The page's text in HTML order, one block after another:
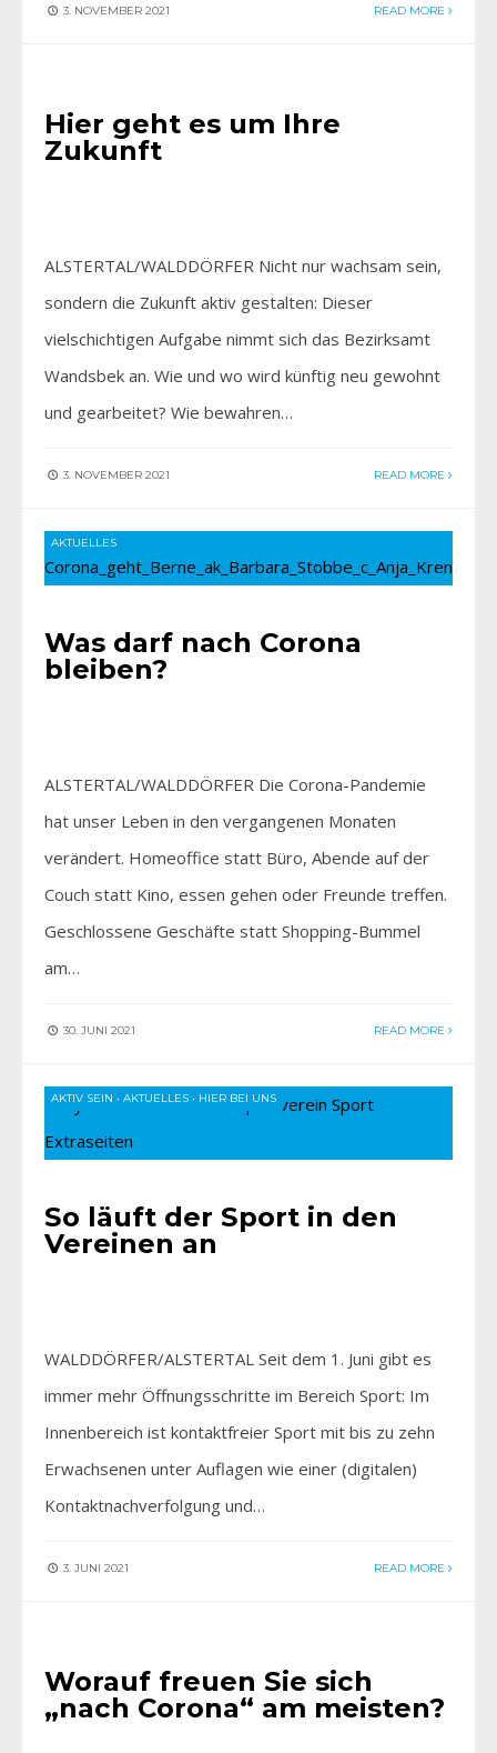
3. NOVEMBER 2021 READ MORE
Hier geht es um Ihre
Zukunft
ALSTERTAL/WALDDÖRFER Nicht nur wachsam sein,
sondern die Zukunft aktiv gestalten: Dieser
vielschichtigen Aufgabe nimmt sich das Bezirksamt
Wandsbek an. Wie und wo wird künftig neu gewohnt
und gearbeitet? Wie bewahren…
3. NOVEMBER 2021 READ MORE
AKTUELLES
Was darf nach Corona
bleiben?
ALSTERTAL/WALDDÖRFER Die Corona-Pandemie
hat unser Leben in den vergangenen Monaten
verändert. Homeoffice statt Büro, Abende auf der
Couch statt Kino, essen gehen oder Freunde treffen.
Geschlossene Geschäfte statt Shopping-Bummel
am…
30. JUNI 2021 READ MORE
AKTIV SEIN • AKTUELLES • HIER BEI UNS
So läuft der Sport in den
Vereinen an
WALDDÖRFER/ALSTERTAL Seit dem 1. Juni gibt es
immer mehr Öffnungsschritte im Bereich Sport: Im
Innenbereich ist kontaktfreier Sport mit bis zu zehn
Erwachsenen unter Auflagen wie einer (digitalen)
Kontaktnachverfolgung und…
3. JUNI 2021 READ MORE
Worauf freuen Sie sich
„nach Corona“ am meisten?